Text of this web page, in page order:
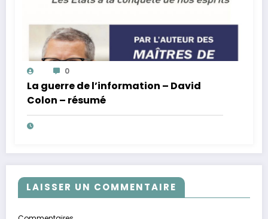
0
La guerre de l’information – David
Colon – résumé
LAISSER UN COMMENTAIRE